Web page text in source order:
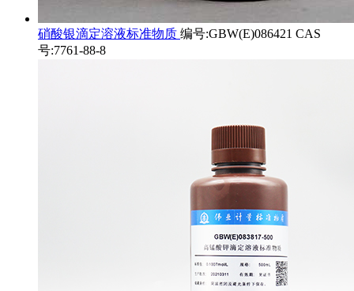
硝酸银滴定溶液标准物质 编号:GBW(E)086421 CAS
号:7761-88-8